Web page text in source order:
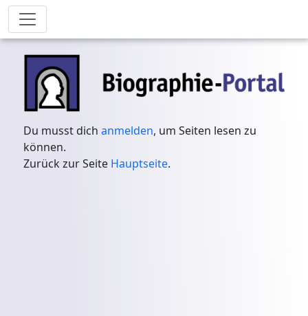
Du musst dichanmelden, um Seiten lesen zu
können.
Zurück zur Seite Hauptseite.